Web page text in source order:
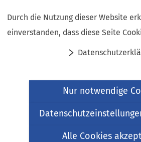
Durch die Nutzung dieser Website
einverstanden, dass diese Seite
Nur notwendige
Alle Cookies
Inhalt anspringen